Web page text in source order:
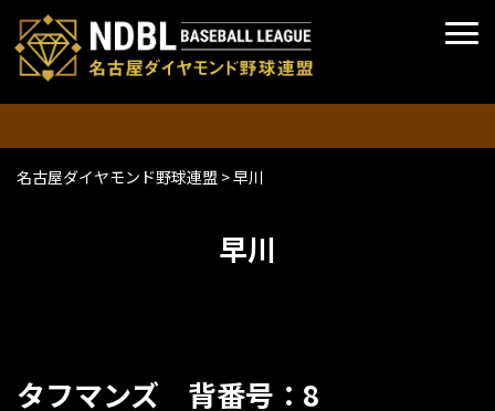
名古屋ダイヤモンド野球連盟 >早川
早川
タフマンズ 背番号：8